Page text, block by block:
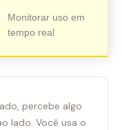
Monitorar uso em
tempo real
percebe algo
lado. Você usa o